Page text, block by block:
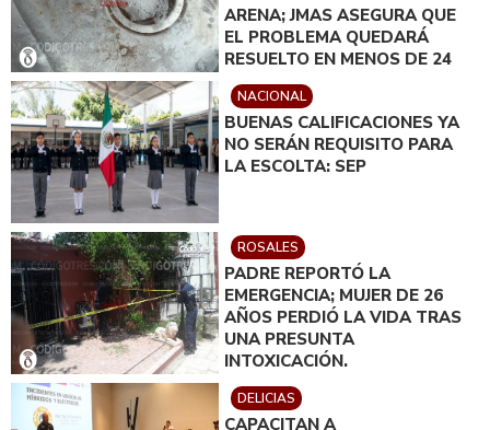
ARENA; JMAS ASEGURA QUE
EL PROBLEMA QUEDARÁ
RESUELTO EN MENOS DE 24
HORAS
NACIONAL
BUENAS CALIFICACIONES YA
NO SERÁN REQUISITO PARA
LA ESCOLTA: SEP
ROSALES
PADRE REPORTÓ LA
EMERGENCIA; MUJER DE 26
AÑOS PERDIÓ LA VIDA TRAS
UNA PRESUNTA
INTOXICACIÓN.
DELICIAS
CAPACITAN A